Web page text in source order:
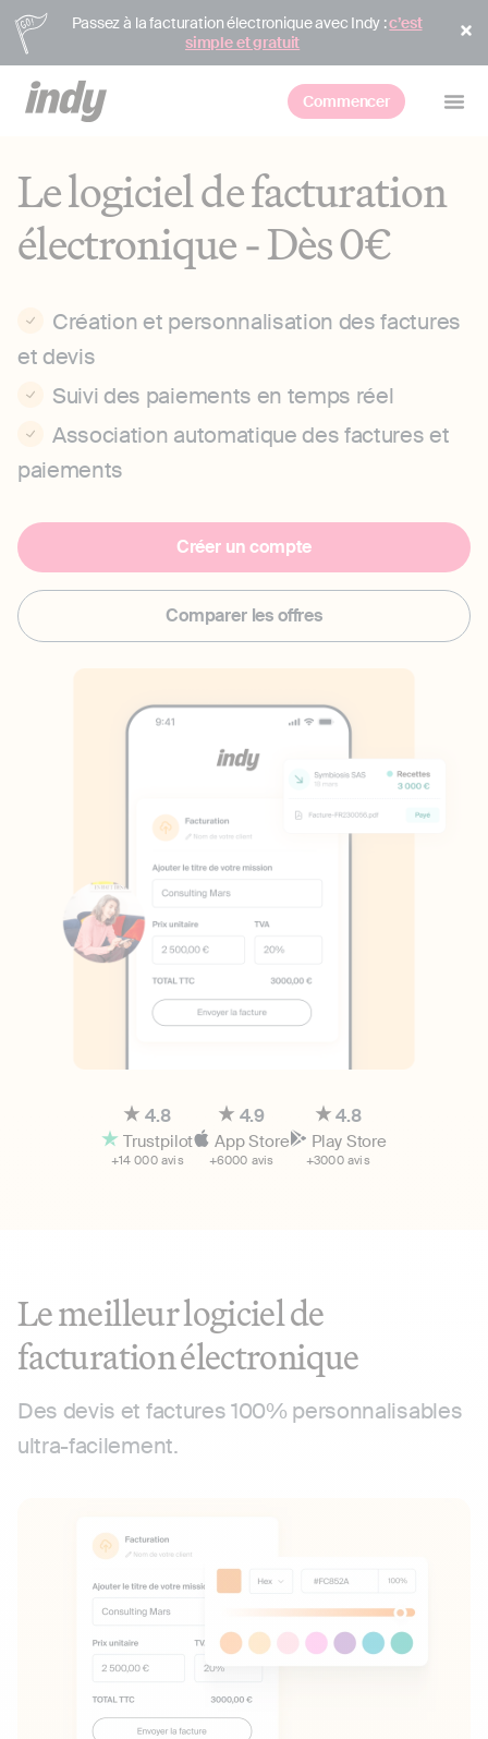
Passez à la facturation électronique avec Indy :c’est
simple et gratuit
Commencer
Le logiciel de facturation
électronique - Dès 0€
Création et personnalisation des factures
et devis
Suivi des paiements en temps réel
Association automatique des factures et
paiements
Créer un compte
Comparer les offres
4.8
Trustpilot
+14 000 avis
4.9
App Store
+6000 avis
4.8
Play Store
+3000 avis
Le meilleur logiciel de
facturation électronique
Des devis et factures 100% personnalisables
ultra-facilement.